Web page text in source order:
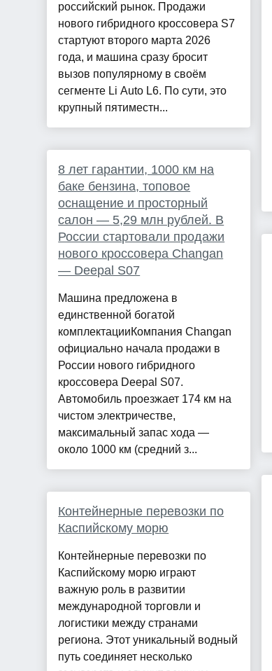
российский рынок. Продажи
нового гибридного кроссовера S7
стартуют второго марта 2026
года, и машина сразу бросит
вызов популярному в своём
сегменте Li Auto L6. По сути, это
крупный пятиместн...
8 лет гарантии, 1000 км на
баке бензина, топовое
оснащение и просторный
салон — 5,29 млн рублей. В
России стартовали продажи
нового кроссовера Changan
— Deepal S07
Машина предложена в
единственной богатой
комплектацииКомпания Changan
официально начала продажи в
России нового гибридного
кроссовера Deepal S07.
Автомобиль проезжает 174 км на
чистом электричестве,
максимальный запас хода —
около 1000 км (средний з...
Контейнерные перевозки по
Каспийскому морю
Контейнерные перевозки по
Каспийскому морю играют
важную роль в развитии
международной торговли и
логистики между странами
региона. Этот уникальный водный
путь соединяет несколько